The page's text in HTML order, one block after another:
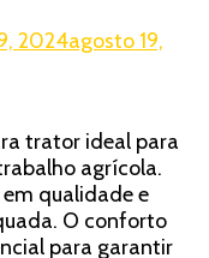
2024agosto 19,
trator ideal para
agrícola.
qualidade e
O conforto
para garantir